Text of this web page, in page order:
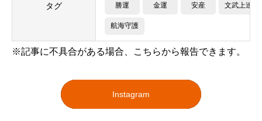
タグ 勝運 金運 安産 文武上達
航海守護
※記事に不具合がある場合、こちらから報告できます。
Instagram